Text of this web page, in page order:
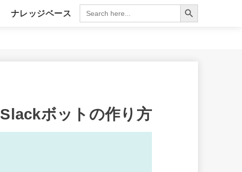
ナレッジベース
Search
for:
Search Button
ボットの作り方